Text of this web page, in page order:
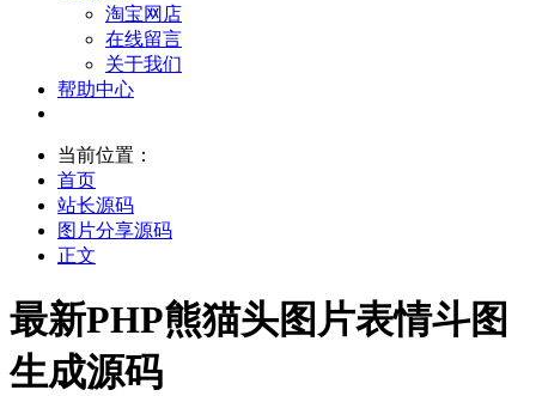
淘宝网店
在线留言
关于我们
帮助中心
当前位置：
首页
站长源码
图片分享源码
正文
最新PHP熊猫头图片表情斗图
生成源码